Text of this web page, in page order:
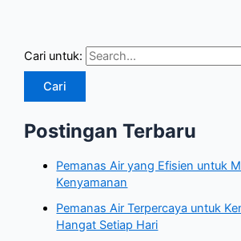
Cari untuk:
Postingan Terbaru
Pemanas Air yang Efisien untuk
Kenyamanan
Pemanas Air Terpercaya untuk
Hangat Setiap Hari